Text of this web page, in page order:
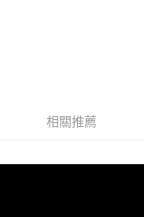
相關推薦